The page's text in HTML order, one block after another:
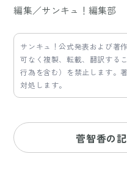
編集／サンキュ！編集部
サンキュ！公式発表および著
可なく複製、転載、翻訳する
行為を含む）を禁止します。
対処します。
菅智香の